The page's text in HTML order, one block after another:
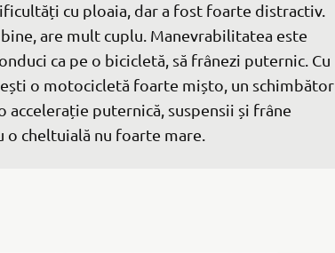
cu ploaia, dar a fost foarte distractiv.
are mult cuplu. Manevrabilitatea este
ca pe o bicicletă, să frânezi puternic. Cu
o motocicletă foarte mișto, un schimbător
accelerație puternică, suspensii și frâne
o cheltuială nu foarte mare.